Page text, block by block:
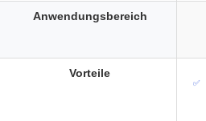
Anwendungsbereich
Vorteile